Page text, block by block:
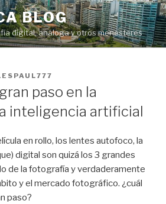
BLOG
digital, análoga y otros menesteres
paso en la
inteligencia artificial
en rollo, los lentes autofoco, la
digital son quizá los 3 grandes
de la fotografía y verdaderamente
y el mercado fotográfico. ¿cuál
paso?